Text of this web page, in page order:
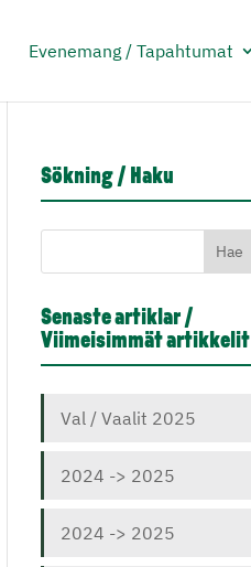
Evenemang / Tapahtumat
Sökning / Haku
Senaste artiklar /
Viimeisimmät artikkelit
Val / Vaalit 2025
2024 -> 2025
2024 -> 2025